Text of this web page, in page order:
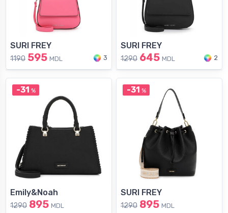
SURI FREY
1190 595 MDL 3
SURI FREY
1290 645 MDL 2
-31 %
Emily&Noah
1290 895 MDL
-31 %
SURI FREY
1290 895 MDL